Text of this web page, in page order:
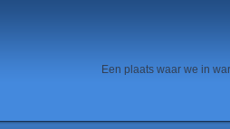
Een plaats waar we in